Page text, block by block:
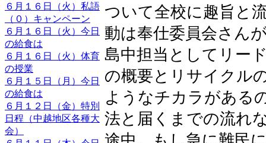
６月１６日（火）私語
（０）キャンペーン
６月１６日（火）今日
の給食は
６月１６日（火）体育
の授業
６月１５日（月）今日
の給食は
６月１２日（金）特別
日程（中越地区各種大
会）
ついて全校に趣旨と
動は奉仕委員会さん
島中担当としてリー
の概要とリサイクル
ようなチカラがある
法と届くまでの流れ